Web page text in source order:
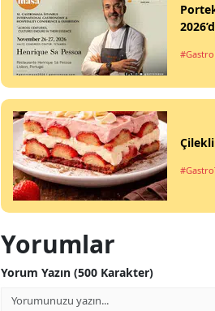
Yorumlar
Yorum Yazın (500 Karakter)